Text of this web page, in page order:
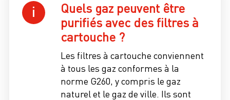
Quels gaz peuvent être
purifiés avec des filtres à
cartouche ?
Les filtres à cartouche conviennent
à tous les gaz conformes à la
norme G260, y compris le gaz
naturel et le gaz de ville. Ils sont